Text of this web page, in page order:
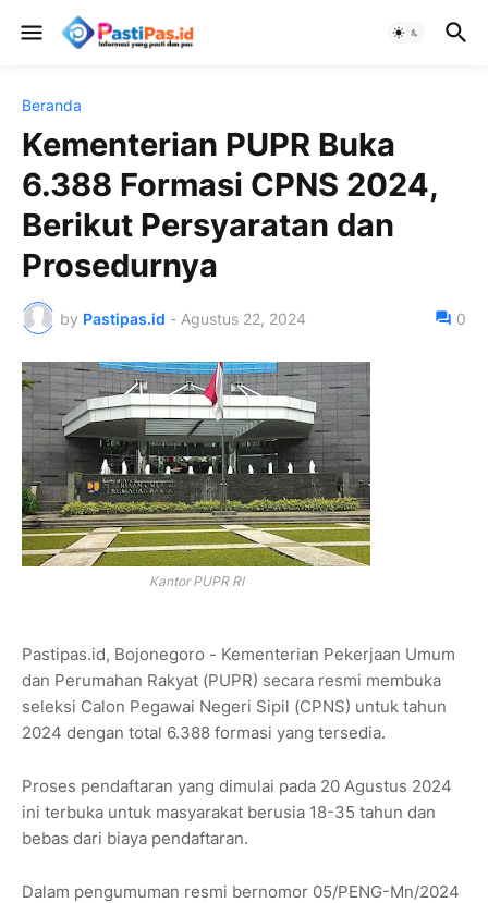
Beranda
Kementerian PUPR Buka
6.388 Formasi CPNS 2024,
Berikut Persyaratan dan
Prosedurnya
by Pastipas.id - Agustus 22, 2024 0
Kantor PUPR RI
Pastipas.id, Bojonegoro - Kementerian Pekerjaan Umum
dan Perumahan Rakyat (PUPR) secara resmi membuka
seleksi Calon Pegawai Negeri Sipil (CPNS) untuk tahun
2024 dengan total 6.388 formasi yang tersedia.
Proses pendaftaran yang dimulai pada 20 Agustus 2024
ini terbuka untuk masyarakat berusia 18-35 tahun dan
bebas dari biaya pendaftaran.
Dalam pengumuman resmi bernomor 05/PENG-Mn/2024